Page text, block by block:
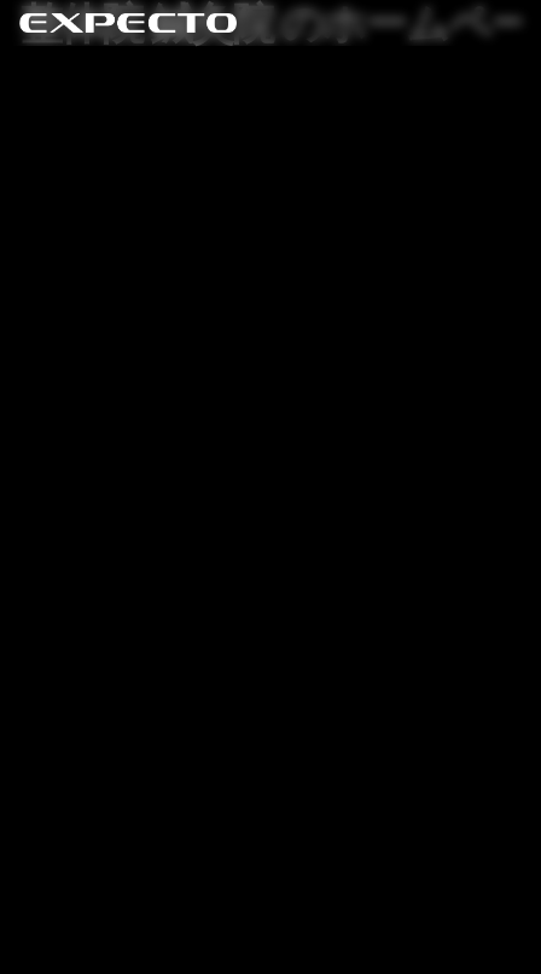
整体院 鍼灸院 のホームペ